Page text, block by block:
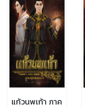
แก้วนพเก้า ภาค